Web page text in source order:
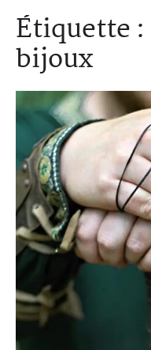
Étiquette :
bijoux